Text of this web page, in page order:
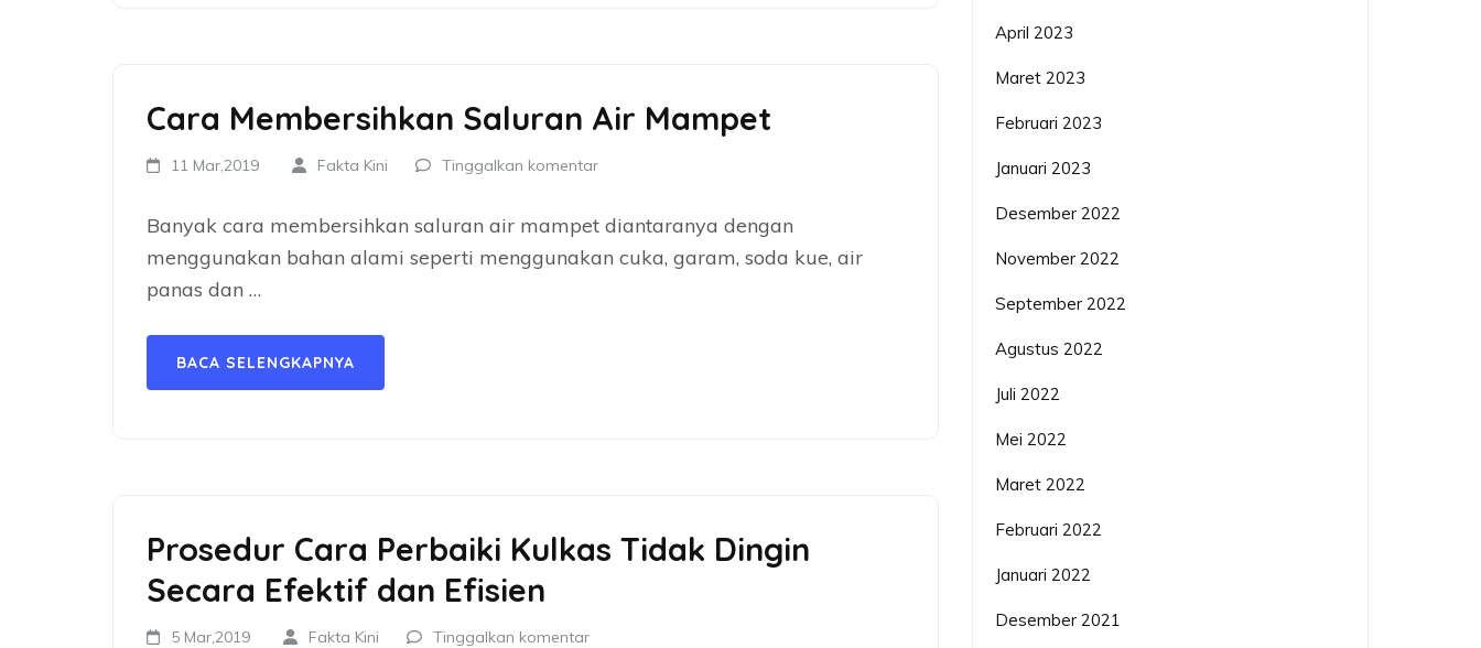
Cara Membersihkan Saluran Air Mampet
11 Mar,2019 Fakta Kini Tinggalkan komentar
Banyak cara membersihkan saluran air mampet diantaranya dengan
menggunakan bahan alami seperti menggunakan cuka, garam, soda kue, air
panas dan …
BACA SELENGKAPNYA
Prosedur Cara Perbaiki Kulkas Tidak Dingin
Secara Efektif dan Efisien
5 Mar,2019 Fakta Kini Tinggalkan komentar
April 2023
Maret 2023
Februari 2023
Januari 2023
Desember 2022
November 2022
September 2022
Agustus 2022
Juli 2022
Mei 2022
Maret 2022
Februari 2022
Januari 2022
Desember 2021